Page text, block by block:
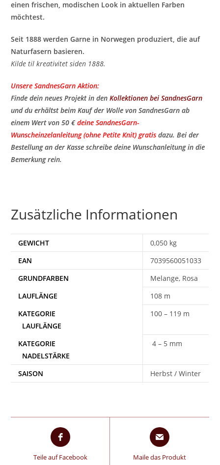
einen frischen, modischen Look in aktuellen Farben
möchtest.
Seit 1888 werden Garne in Norwegen produziert, die auf
Naturfasern basieren.
Kilde til kreativitet siden 1888.
Unsere SandnesGarn Aktion:
Finde dein neues Projekt in denKollektionen bei SandnesGarn
und du erhältst beim Kauf der Wolle von SandnesGarn ab
einem Wert von 50 €deine SandnesGarn-
Wunscheinzelanleitung (ohne Petite Knit) gratis ​ dazu. Bei der
Bestellung an der Kasse schreibe deine Wunschanleitung in die
Bemerkung rein.
Zusätzliche Informationen
GEWICHT
0,050 kg
EAN
7039560051033
Melange, Rosa
108 m
100 – 119 m
4 – 5 mm
SAISON Herbst / Winter
Teile auf Facebook Maile das Produkt